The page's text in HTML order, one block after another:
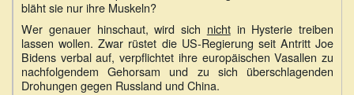
bläht sie nur ihre Muskeln?
Wer genauer hinschaut, wird sich nichtin Hysterie treiben
lassen wollen. Zwar rüstet die US-Regierung seit Antritt Joe
Bidens verbal auf, verpflichtet ihre europäischen Vasallen zu
nachfolgendem Gehorsam und zu sich überschlagenden
Drohungen gegen Russland und China.